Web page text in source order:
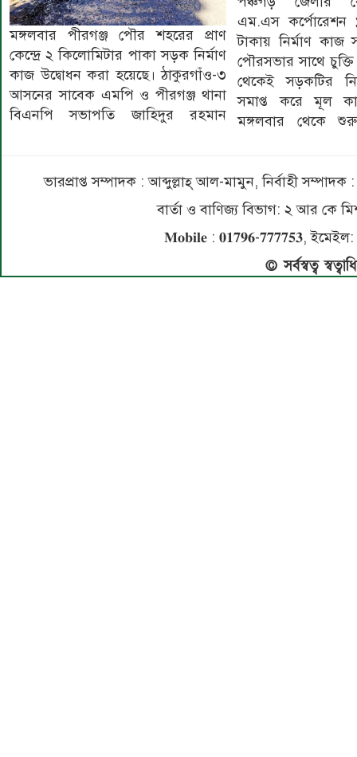
মঙ্গলবার পীরগঞ্জ পৌর শহরের প্রাণ
কেন্দ্রে ২ কিলোমিটার পাকা সড়ক নির্মাণ
কাজ উদ্বোধন করা হয়েছে। ঠাকুরগাঁও-৩
আসনের সাবেক এমপি ও পীরগঞ্জ থানা
বিএনপি সভাপতি জাহিদুর রহমান
এম.এস
টাকায় নির্মাণ কাজ
পৌরসভার সাথে
থেকেই সড়কটির
সমাপ্ত করে মূল
মঙ্গলবার থেকে
সড়কটি নির্মাণ
সরকারি নিয়ম
পৌরসভার
ভারপ্রাপ্ত সম্পাদক : আব্দুল্লাহ্ আল-মামুন, নির্বাহী
বার্তা ও বাণিজ্য বিভাগ: ২ আর কে
𝐌𝐨𝐛𝐢𝐥𝐞 : 𝟎𝟏𝟕𝟗𝟔-𝟕𝟕𝟕𝟕𝟓𝟑,
© সর্বস্বত্ব